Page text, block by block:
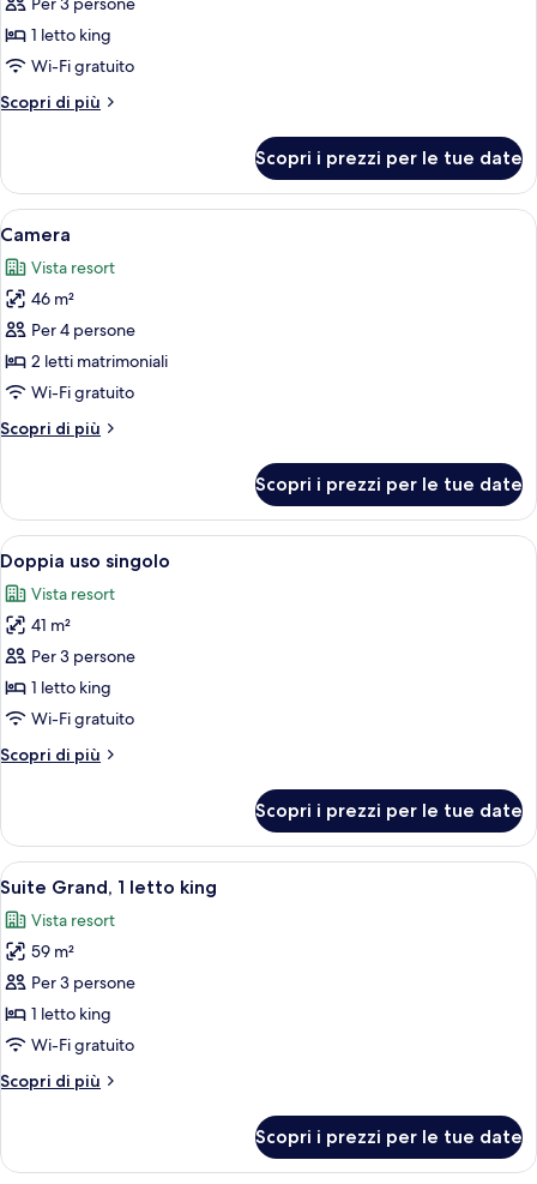
Camera
1 letto king
Wi-Fi gratuito
Scopri di più
Altri
Scopri i prezzi per le tue date
Apri
tutte
le
foto
per
Camera
Una camera d'albergo con due letti,
5
Camera
Vista resort
46 m²
Per 4 persone
2 letti matrimoniali
Wi-Fi gratuito
Scopri di più
Altri
Scopri i prezzi per le tue date
Apri
tutte
le
foto
per
Doppia
uso
Camera d'albergo moderna con un
6
Doppia uso singolo
Vista resort
41 m²
Per 3 persone
1 letto king
Wi-Fi gratuito
Scopri di più
Altri
uso
singolo
Scopri i prezzi per le tue date
Apri
tutte
le
foto
per
Suite
Grand,
letto
Suite Grand, 1 letto king | Vista dalla
6
Suite Grand, 1 letto king
Vista resort
59 m²
Per 3 persone
1 letto king
Wi-Fi gratuito
Scopri di più
Altri
Grand,
Scopri i prezzi per le tue date